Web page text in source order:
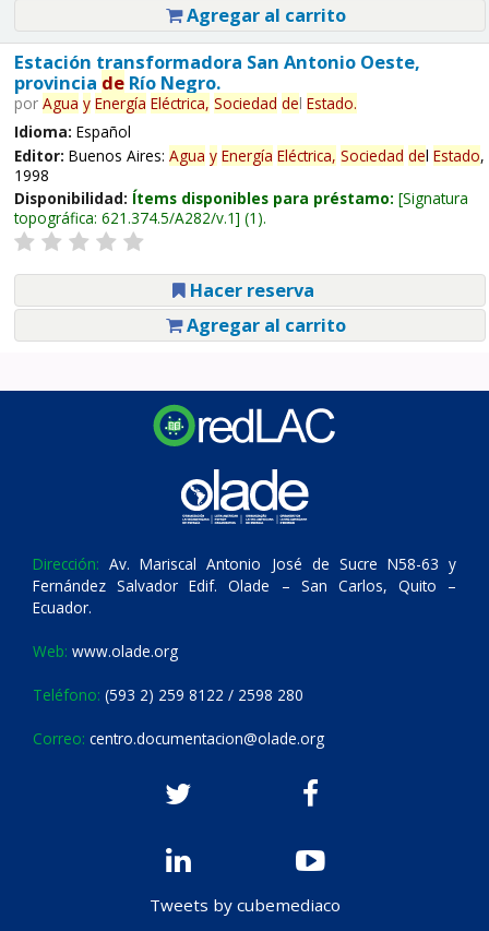
Agregar al carrito
Estación transformadora San Antonio Oeste,
provincia deRío Negro.
por Agua y Energía Eléctrica, Sociedad del Estado.
Idioma: Español
Editor: Buenos Aires: Agua y Energía Eléctrica, Sociedad del Estado,
1998
Disponibilidad: Ítems disponibles para préstamo: Signatura
topográfica: 621.374.5/A282/v.1 (1).
Hacer reserva
Agregar al carrito
Dirección: Av. Mariscal Antonio José de Sucre N58-63 y
Fernández Salvador Edif. Olade – San Carlos, Quito –
Ecuador.
Web: www.olade.org
Teléfono: (593 2) 259 8122 / 2598 280
Correo: centro.documentacion@olade.org
Tweets by cubemediaco